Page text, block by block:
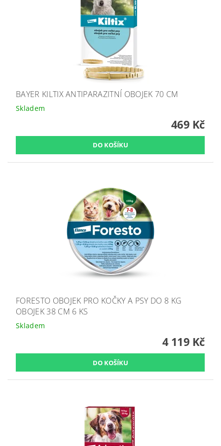
BAYER KILTIX ANTIPARAZITNÍ OBOJEK 70 CM
Skladem
469 Kč
FORESTO OBOJEK PRO KOČKY A PSY DO 8 KG
OBOJEK 38 CM 6 KS
Skladem
4 119 Kč